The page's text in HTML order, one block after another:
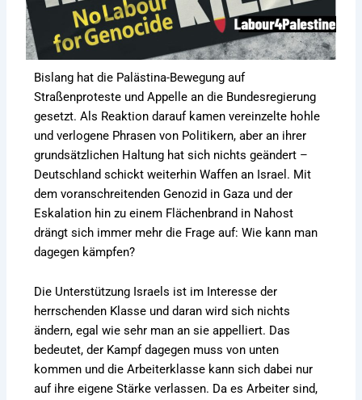
Bislang hat die Palästina-Bewegung auf
Straßenproteste und Appelle an die Bundesregierung
gesetzt. Als Reaktion darauf kamen vereinzelte hohle
und verlogene Phrasen von Politikern, aber an ihrer
grundsätzlichen Haltung hat sich nichts geändert –
Deutschland schickt weiterhin Waffen an Israel. Mit
dem voranschreitenden Genozid in Gaza und der
Eskalation hin zu einem Flächenbrand in Nahost
drängt sich immer mehr die Frage auf: Wie kann man
dagegen kämpfen?
Die Unterstützung Israels ist im Interesse der
herrschenden Klasse und daran wird sich nichts
ändern, egal wie sehr man an sie appelliert. Das
bedeutet, der Kampf dagegen muss von unten
kommen und die Arbeiterklasse kann sich dabei nur
auf ihre eigene Stärke verlassen. Da es Arbeiter sind,